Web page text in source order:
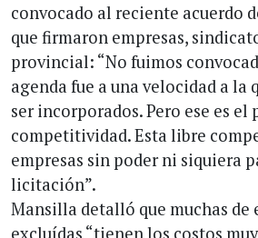
convocado al reciente acuerdo
que firmaron empresas,
provincial: “No fuimos
agenda fue a una velocidad a la
ser incorporados. Pero ese es el
competitividad. Esta libre
empresas sin poder ni siquiera
licitación”.
Mansilla detalló que muchas de
excluídas “tienen los costos